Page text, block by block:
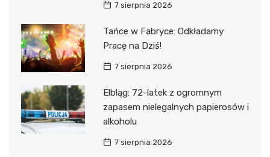
7 sierpnia 2026
Tańce w Fabryce: Odkładamy
Pracę na Dziś!
7 sierpnia 2026
Elbląg: 72-latek z ogromnym
zapasem nielegalnych papierosów i
alkoholu
7 sierpnia 2026